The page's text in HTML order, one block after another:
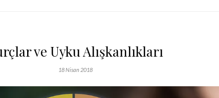
ve Uyku Alışkanlıkları
18 Nisan 2018